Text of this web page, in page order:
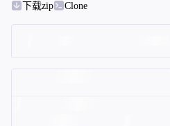
下载zip
Clone